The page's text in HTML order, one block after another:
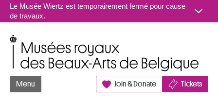
Aller au contenu
Le Musée Wiertz est temporairement fermé pour cause
de travaux.
Menu Join & Donate Tickets